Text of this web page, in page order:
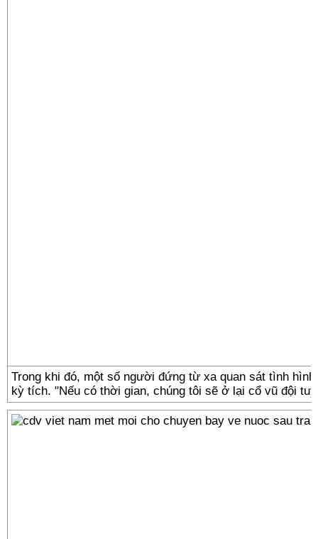
Trong khi đó, một số người đứng từ xa quan sát tình
kỳ tích. "Nếu có thời gian, chúng tôi sẽ ở lại cổ vũ đội